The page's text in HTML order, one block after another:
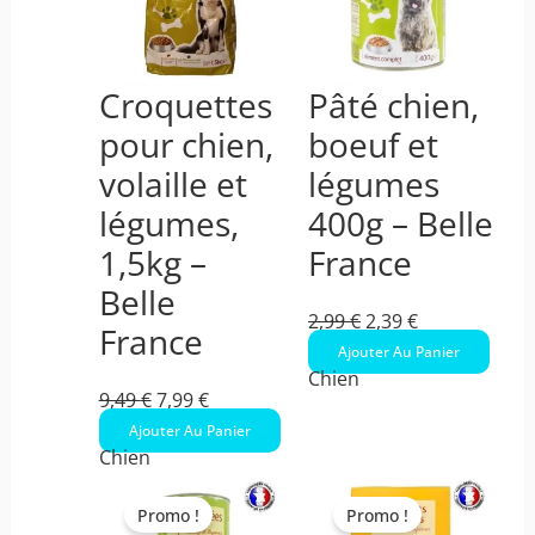
Croquettes
pour chien,
volaille et
légumes,
1,5kg –
Belle
France
9,49€
9,49 €.
7,99€
7,99 €.
Ajouter Au Panier
Chien
Pâté chien,
boeuf et
légumes
400g – Belle
France
2,99€
2,99 €.
2,39€
2,39 €.
Ajouter Au Panier
Chien
Promo !produit
Promo !
Le
prix
Le
prix